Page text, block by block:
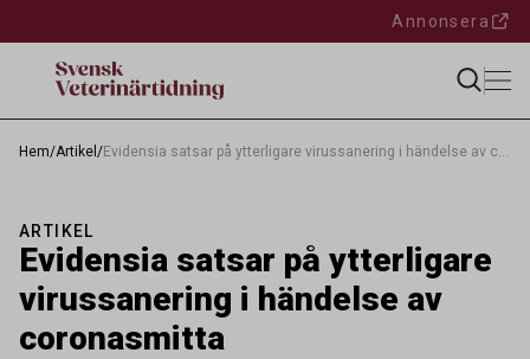
Annonsera
Hem/Artikel /
ARTIKEL
Evidensia satsar på ytterligare
virussanering i händelse av
coronasmitta